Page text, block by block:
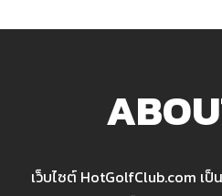
เว็บไซต์ HotGolfClub.com เป็